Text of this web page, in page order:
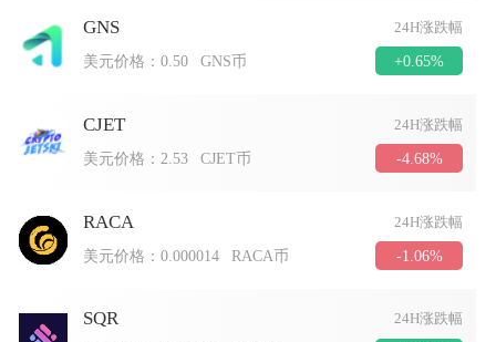
GNS 24H涨跌幅
美元价格：0.50 GNS币 +0.65%
CJET 24H涨跌幅
美元价格： 2.53 CJET币 -4.68%
RACA 24H涨跌幅
美元价格：0.000014 RACA币 -1.06%
SQR 24H涨跌幅